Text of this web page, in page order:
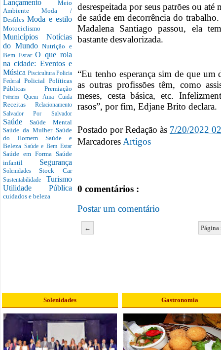
Lançamento Meio
AmbienteModa /
Desfiles Moda e estilo
Motociclismo
Municípios Notícias
do MundoNutrição e
Bem EstarO que rola
na cidade: Eventos e
Música Piscicultura Policia
Federal Policial Políticas
Públicas Premiação
PrêmiosQuem Ama Cuida
Receitas Relacionamento
Salvador Por Salvador
Saúde Saúde Mental
Saúde da Mulher Saúde
do Homem Saúde e
Beleza Saúde e Bem Estar
Saúde em Forma Saúde
infantil Segurança
SolenidadesStock Car
Sustentabilidade Turismo
Utilidade Pública
cuidados e beleza
desrespeitada por seus patrões ou
de saúde em decorrência do
Madalena Santiago passou, ela
bastante desvalorizada.
“Eu tenho esperança sim de que
as outras profissões têm, como
meses, cesta básica, etc.
rasos”, por fim, Edjane Brito declara.
Postado porRedação às 7/20/2022
MarcadoresArtigos
0 comentários :
Postar um comentário
←
Solenidades Gastronomia